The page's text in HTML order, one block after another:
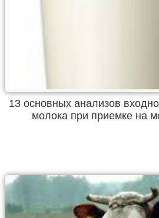
13 основных анализов
молока при приемке на